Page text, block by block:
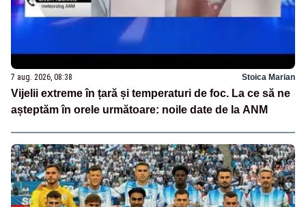
7 aug. 2026, 08:38 Stoica Marian
Vijelii extreme în țară și temperaturi de foc. La ce să ne
așteptăm în orele următoare: noile date de la ANM